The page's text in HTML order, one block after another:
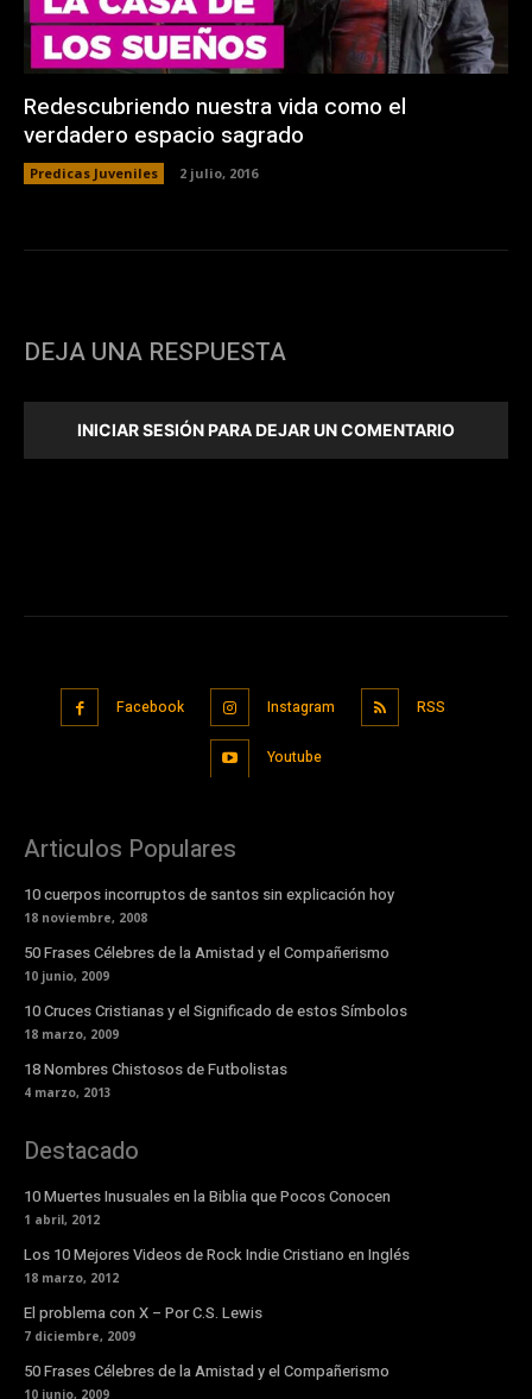
Redescubriendo nuestra vida como el
verdadero espacio sagrado
Predicas Juveniles 2 julio, 2016
DEJA UNA RESPUESTA
INICIAR SESIÓN PARA DEJAR UN COMENTARIO
Facebook Instagram RSS
Youtube
Articulos Populares
10 cuerpos incorruptos de santos sin explicación hoy
18 noviembre, 2008
50 Frases Célebres de la Amistad y el Compañerismo
10 junio, 2009
10 Cruces Cristianas y el Significado de estos Símbolos
18 marzo, 2009
18 Nombres Chistosos de Futbolistas
4 marzo, 2013
Destacado
10 Muertes Inusuales en la Biblia que Pocos Conocen
1 abril, 2012
Los 10 Mejores Videos de Rock Indie Cristiano en Inglés
18 marzo, 2012
El problema con X – Por C.S. Lewis
7 diciembre, 2009
50 Frases Célebres de la Amistad y el Compañerismo
10 junio, 2009